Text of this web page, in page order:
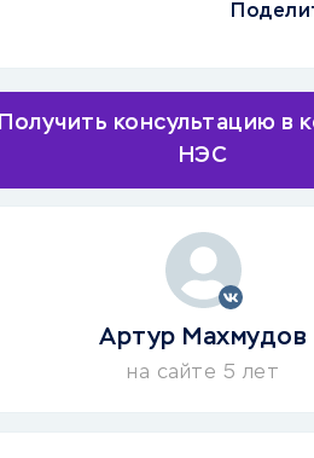
Получить консультацию в
НЭС
Артур Махмудов
на сайте 5 лет